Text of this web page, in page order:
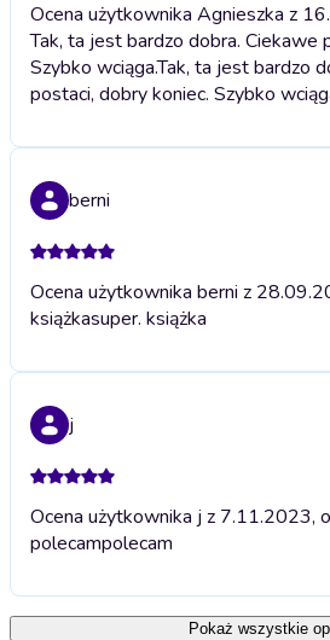
Ocena użytkownika Agnieszka z
Tak, ta jest bardzo dobra. Ciekawe
Szybko wciąga.Tak, ta jest bardzo
postaci, dobry koniec. Szybko
berni
Ocena użytkownika berni z
książkasuper. książka
j
Ocena użytkownika j z 7.11.2023,
polecampolecam
Pokaż wszystkie